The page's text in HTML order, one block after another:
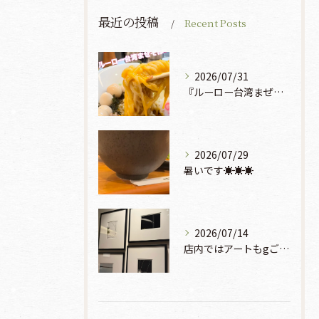
最近の投稿 Recent Posts
2026/07/31
『ルーロー台湾まぜそば』930円🍜🫧
2026/07/29
暑いです☀️☀️☀️
2026/07/14
店内ではアートもgご鑑賞いただけます♡♡♡